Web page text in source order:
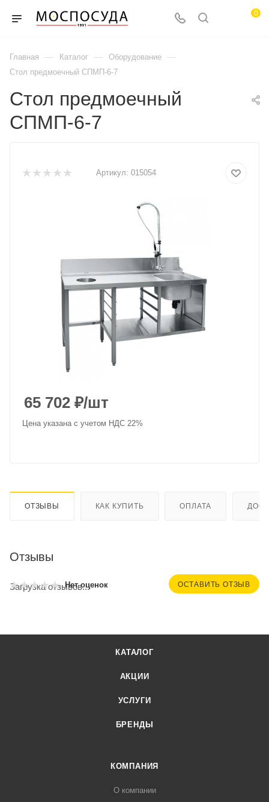
0
Главная — Каталог — Оборудование —
Стол предмоечный СПМП-6-7
Стол предмоечный
СПМП-6-7
Артикул: 015054
65 702 ₽/шт
Цена указана с учетом НДС 22%
ОТЗЫВЫ КАК КУПИТЬ ОПЛАТА
Отзывы
Нет оценок ОСТАВИТЬ ОТЗЫВ
Загрузка отзывов...
КАТАЛОГ
АКЦИИ
УСЛУГИ
БРЕНДЫ
КОМПАНИЯ
О компании